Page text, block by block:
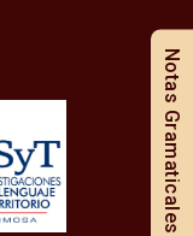
Notas Gramaticales